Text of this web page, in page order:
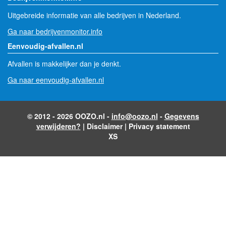
Uitgebreide informatie van alle bedrijven in Nederland.
Ga naar bedrijvenmonitor.info
Eenvoudig-afvallen.nl
Afvallen is makkelijker dan je denkt.
Ga naar eenvoudig-afvallen.nl
© 2012 - 2026 OOZO.nl - info@oozo.nl - Gegevens
verwijderen? | Disclaimer| Privacy statement
XS